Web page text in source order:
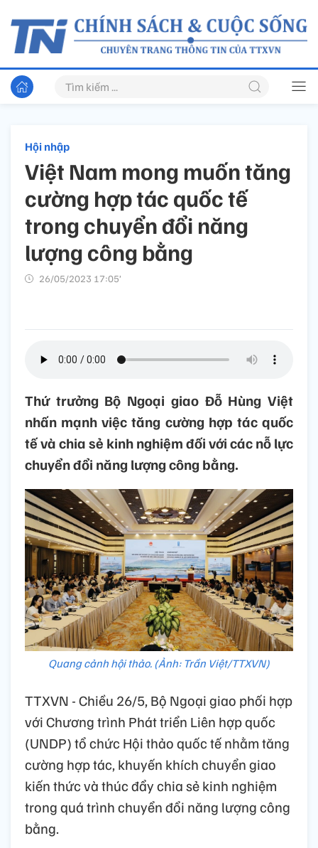
Hội nhập
Việt Nam mong muốn tăng
cường hợp tác quốc tế
trong chuyển đổi năng
lượng công bằng
26/05/2023 17:05’
Thứ trưởng Bộ Ngoại giao Đỗ Hùng Việt
nhấn mạnh việc tăng cường hợp tác quốc
tế và chia sẻ kinh nghiệm đối với các nỗ lực
chuyển đổi năng lượng công bằng.
Quang cảnh hội thảo. (Ảnh: Trần Việt/TTXVN)
TTXVN - Chiều 26/5, Bộ Ngoại giao phối hợp
với Chương trình Phát triển Liên hợp quốc
(UNDP) tổ chức Hội thảo quốc tế nhằm tăng
cường hợp tác, khuyến khích chuyển giao
kiến thức và thúc đẩy chia sẻ kinh nghiệm
trong quá trình chuyển đổi năng lượng công
bằng.